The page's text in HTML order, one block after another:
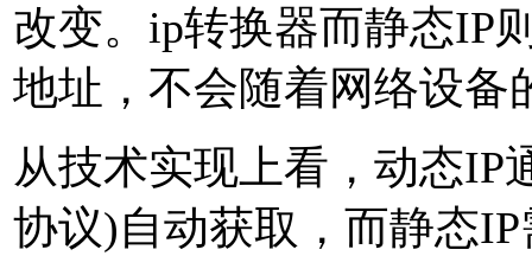
改变。ip转换器而静态IP
地址，不会随着网络设备
从技术实现上看，动态IP
协议)自动获取，而静态